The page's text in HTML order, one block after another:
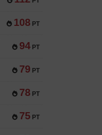
108 PT
94 PT
79 PT
78 PT
75 PT